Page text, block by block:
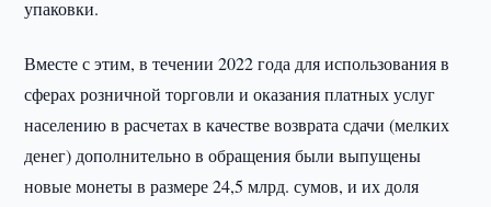
упаковки.
Вместе с этим, в течении 2022 года для использования в
сферах розничной торговли и оказания платных услуг
населению в расчетах в качестве возврата сдачи (мелких
денег) дополнительно в обращения были выпущены
новые монеты в размере 24,5 млрд. сумов, и их доля